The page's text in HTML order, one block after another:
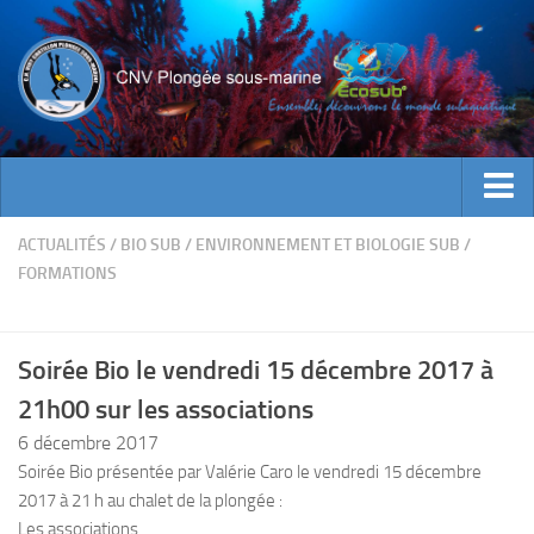
ACTUALITES
EVENEMENTS
Bienvenue
Contacts
Documents utiles
Encadrement
Historique
ACTUALITÉS / BIO SUB / ENVIRONNEMENT ET BIOLOGIE SUB /
FORMATIONS
Soirée Bio le vendredi 15 décembre 2017 à
21h00 sur les associations
6 décembre 2017
Soirée Bio présentée par Valérie Caro le vendredi 15 décembre
2017 à 21 h au chalet de la plongée :
Les associations